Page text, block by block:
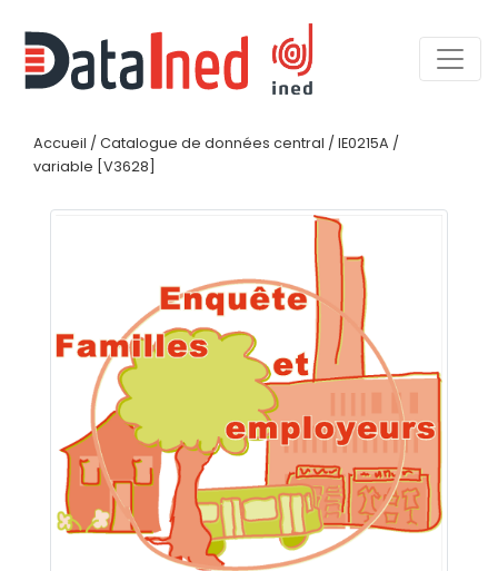
Accueil / Catalogue de données central / IE0215A /
variable [V3628]